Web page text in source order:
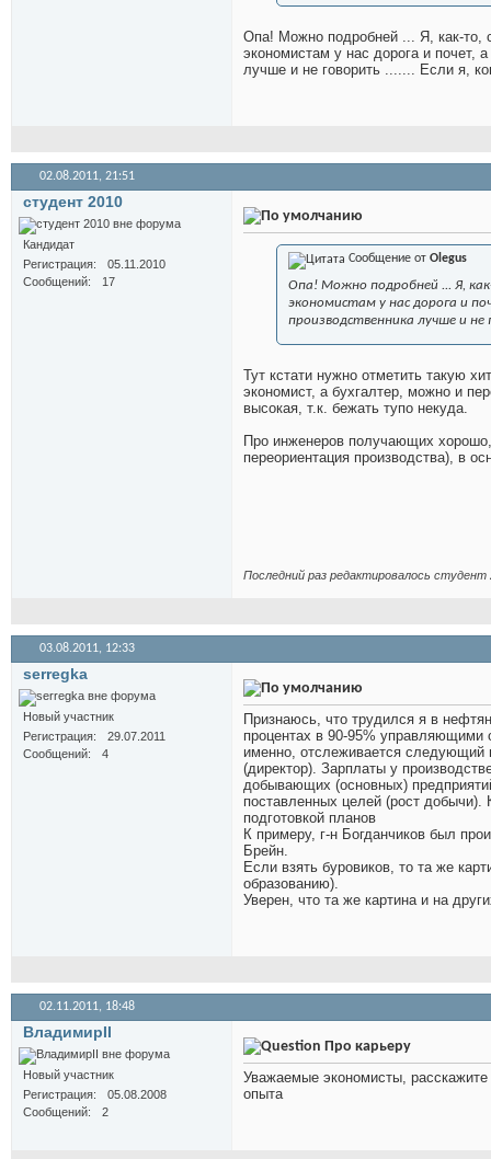
Опа! Можно подробней ... Я, как-то,
экономистам у нас дорога и почет,
лучше и не говорить ....... Если я,
02.08.2011, 21:51
студент 2010
Кандидат
Регистрация
05.11.2010
Сообщений
17
Сообщение от Olegus
Опа! Можно подробней ... Я,
экономистам у нас дорога и
производственника лучше и не
Тут кстати нужно отметить такую
экономист, а бухгалтер, можно и
высокая, т.к. бежать тупо некуда.
Про инженеров получающих хорошо,
переориентация производства), в
Последний раз редактировалось студент
03.08.2011, 12:33
serregka
Новый участник
Регистрация
29.07.2011
Сообщений
4
Признаюсь, что трудился я в
процентах в 90-95% управляющими
именно, отслеживается следующий
(директор). Зарплаты у
добывающих (основных)
поставленных целей (рост
подготовкой планов
К примеру, г-н Богданчиков был
Брейн.
Если взять буровиков, то та же
образованию).
Уверен, что та же картина и на
02.11.2011, 18:48
ВладимирII
Новый участник
Регистрация
05.08.2008
Сообщений
2
Про карьеру
Уважаемые экономисты,
опыта